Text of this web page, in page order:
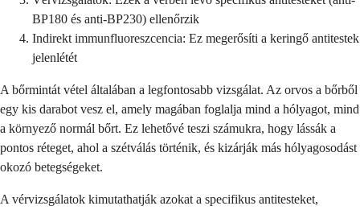
BP180 és anti-BP230) ellenőrzik
Indirekt immunfluoreszcencia: Ez megerősíti a keringő antitestek
jelenlétét
A bőrmintát vétel általában a legfontosabb vizsgálat. Az orvos a bőrből
egy kis darabot vesz el, amely magában foglalja mind a hólyagot, mind
a környező normál bőrt. Ez lehetővé teszi számukra, hogy lássák a
pontos réteget, ahol a szétválás történik, és kizárják más hólyagosodást
okozó betegségeket.
A vérvizsgálatok kimutathatják azokat a specifikus antitesteket,